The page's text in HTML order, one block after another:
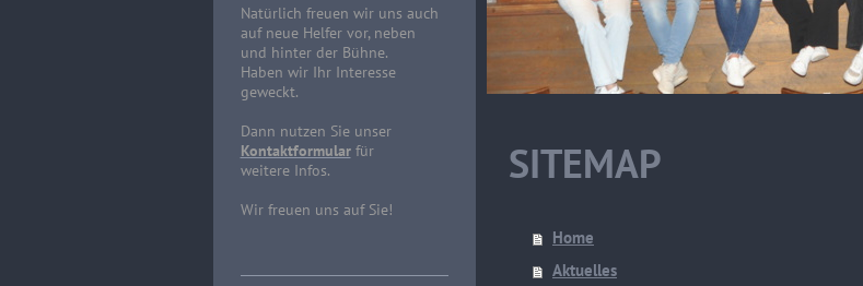
Natürlich freuen wir uns auch
auf neue Helfer vor, neben
und hinter der Bühne.
Haben wir Ihr Interesse
geweckt.
Dann nutzen Sie unser
Kontaktformularfür
weitere Infos.
Wir freuen uns auf Sie!
SITEMAP
Home
Aktuelles